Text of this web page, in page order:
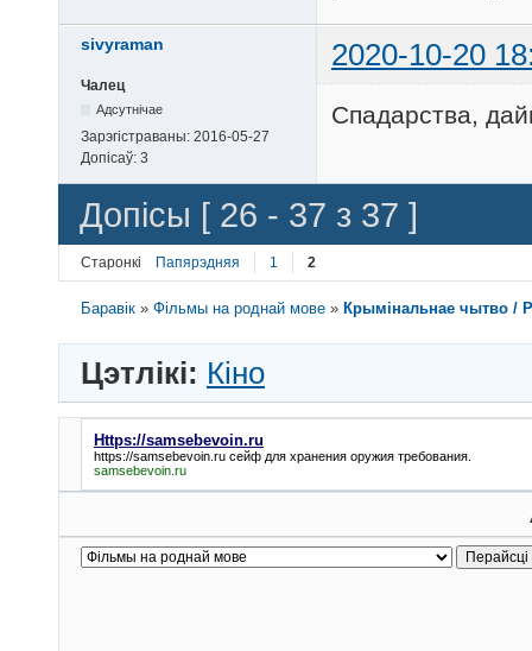
sivyraman 2020-10-20
Чалец
Адсутнічае
Зарэгістраваны: 2016-05-27
Допісаў: 3
Спадарства,
Допісы [ 26 - 37 з 37 ]
Старонкі Папярэдняя 1 2
Баравік »Фільмы на роднай мове » Крымінальнае чытво /
Цэтлікі: Кіно
Https://samsebevoin.ru
https://samsebevoin.ru сейф для хранения оружия требования.
samsebevoin.ru